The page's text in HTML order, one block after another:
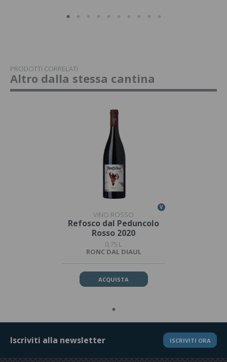
PRODOTTI CORRELATI
Altro dalla stessa cantina
V
VINO ROSSO
Refosco dal Peduncolo
Rosso 2020
0,75 L
RONC DAL DIAUL
ACQUISTA
Iscriviti alla newsletter ISCRIVITI ORA